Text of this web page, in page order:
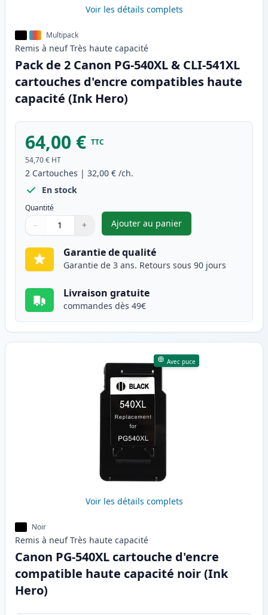
Voir les détails complets
Multipack
Remis à neuf Très haute capacité
Pack de 2 Canon PG-540XL & CLI-541XL
cartouches d'encre compatibles haute
capacité (Ink Hero)
64,00 € TTC
54,70 € HT
2 Cartouches | 32,00 € /ch.
En stock
Quantité
Quantité
Utilisez les boutons pour ajuster
− +
Quantité
Ajouter au panier
,Pack de 2 Canon PG-540XL
Garantie de qualité
Garantie de 3 ans. Retours sous 90 jours
Livraison gratuite
commandes dès 49€
Avec puce
Voir les détails complets
Noir
Remis à neuf Très haute capacité
Canon PG-540XL cartouche d'encre
compatible haute capacité noir (Ink
Hero)